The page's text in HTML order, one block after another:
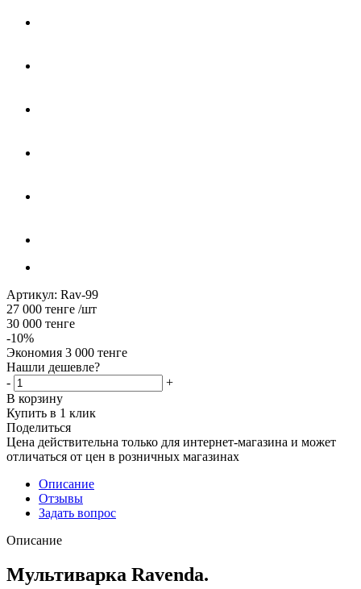
Артикул: Rav-99
27 000 тенге /шт
30 000 тенге
-10%
Экономия 3 000 тенге
Нашли дешевле?
-
+
В корзину
Купить в 1 клик
Поделиться
Цена действительна только для интернет-магазина и может
отличаться от цен в розничных магазинах
Описание
Отзывы
Задать вопрос
Описание
Мультиварка Ravenda.